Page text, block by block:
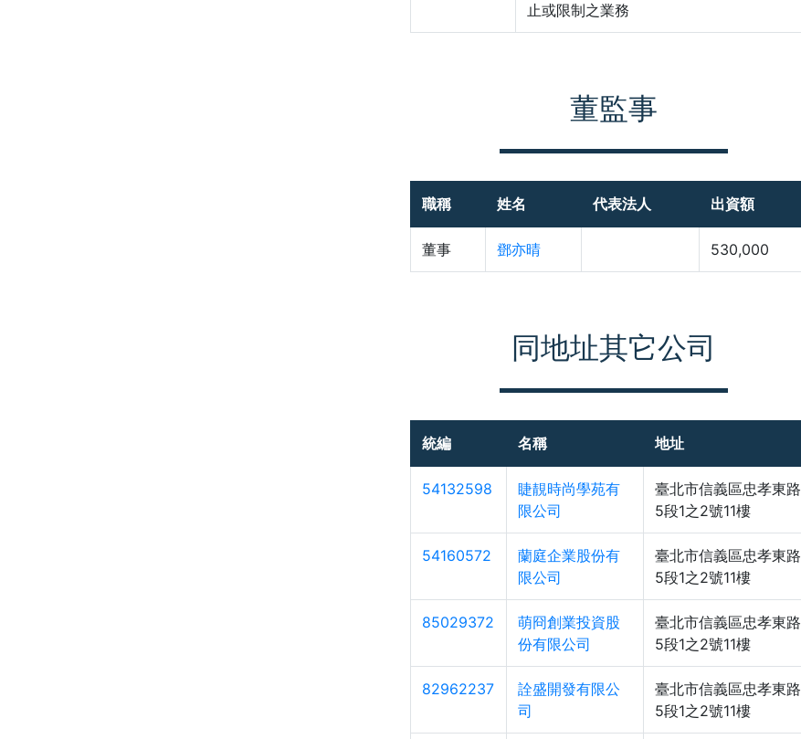
止或限制之業務
董監事
職稱 姓名 代表法人 出資額
董事 鄧亦晴 530,000
同地址其它公司
統編 名稱 地址
54132598
睫靚時尚學苑有
限公司
臺北市信義區忠孝東路
5段1之2號11樓
54160572
蘭庭企業股份有
限公司
臺北市信義區忠孝東路
5段1之2號11樓
85029372
萌冏創業投資股
份有限公司
臺北市信義區忠孝東路
5段1之2號11樓
82962237
詮盛開發有限公
司
臺北市信義區忠孝東路
5段1之2號11樓